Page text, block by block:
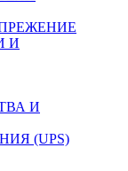
И
И
(UPS)